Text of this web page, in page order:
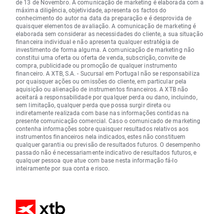
de 13 de Novembro. A comunicação de marketing é elaborada com a
máxima diligência, objetividade, apresenta os factos do
conhecimento do autor na data da preparação e é desprovida de
quaisquer elementos de avaliação. A comunicação de marketing é
elaborada sem considerar as necessidades do cliente, a sua situação
financeira individual e não apresenta qualquer estratégia de
investimento de forma alguma. A comunicação de marketing não
constitui uma oferta ou oferta de venda, subscrição, convite de
compra, publicidade ou promoção de qualquer instrumento
financeiro. A XTB, S.A. - Sucursal em Portugal não se responsabiliza
por quaisquer ações ou omissões do cliente, em particular pela
aquisição ou alienação de instrumentos financeiros. A XTB não
aceitará a responsabilidade por qualquer perda ou dano, incluindo,
sem limitação, qualquer perda que possa surgir direta ou
indiretamente realizada com base nas informações contidas na
presente comunicação comercial. Caso o comunicado de marketing
contenha informações sobre quaisquer resultados relativos aos
instrumentos financeiros nela indicados, estes não constituem
qualquer garantia ou previsão de resultados futuros. O desempenho
passado não é necessariamente indicativo de resultados futuros, e
qualquer pessoa que atue com base nesta informação fá-lo
inteiramente por sua conta e risco.